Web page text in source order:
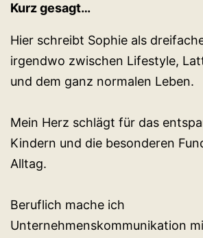
Kurz gesagt…
Hier schreibt Sophie als
irgendwo zwischen Lifestyle,
und dem ganz normalen Leben.
Mein Herz schlägt für das
Kindern und die besonderen
Alltag.
Beruflich mache ich
Unternehmenskommunikation